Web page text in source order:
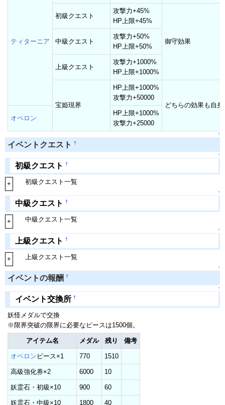
ティターニア
初級クエスト
攻撃力+45%
HP上限+45%
御守効果
中級クエスト
攻撃力+50%
HP上限+50%
上級クエスト
攻撃力+1000%
HP上限+1000%
宝姫現界
HP上限+1000%
攻撃力+50000
どちらの効果も自
オベロン
HP上限+1000%
攻撃力+25000
↑
イベントクエスト †
↑
初級クエスト †
+ 初級クエスト一覧
↑
中級クエスト †
+ 中級クエスト一覧
↑
上級クエスト †
+ 上級クエスト一覧
↑
イベントの報酬 †
↑
イベント交換所 †
妖怪メダルで交換
※限界突破の限界に必要なピースは1500個。
アイテム名 メダル 残り 備考
オベロン ピース×1 770 1510
高級強化券×2 6000 10
妖霊石・初級×10 900 60
妖霊石・中級×10 1800 40